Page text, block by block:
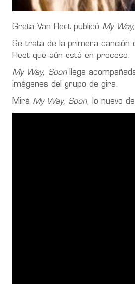
Greta Van Fleet publicó My
Se trata de la primera canción
Fleet que aún está en proceso.
My Way, Soonllega
imágenes del grupo de gira.
Mirá My Way, Soon, lo nuevo